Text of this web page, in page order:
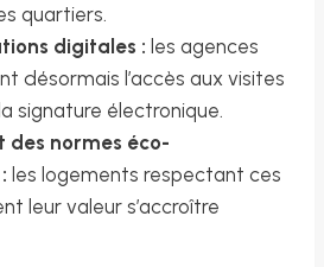
quartiers.
digitales : les agences
désormais l’accès aux visites
signature électronique.
des normes éco-
les logements respectant ces
leur valeur s’accroître